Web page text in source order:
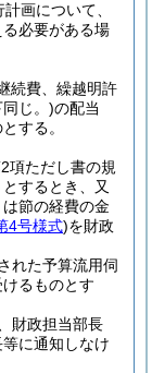
画について、
必要がある場
続費、繰越明許
じ。)の配当
する。
項ただし書の規
するとき、又
節の経費の金
4号様式)を財政
れた予算流用伺
るものとす
財政担当部長
に通知しなけ